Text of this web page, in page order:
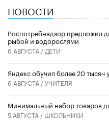
НОВОСТИ
Роспотребнадзор предложил
рыбой и водорослями
6 АВГУСТА / ДЕТИ
​Яндекс обучил более 20 тысяч
6 АВГУСТА /УЧИТЕЛЯ
Минимальный набор товаров
5 АВГУСТА / ШКОЛЬНИКИ